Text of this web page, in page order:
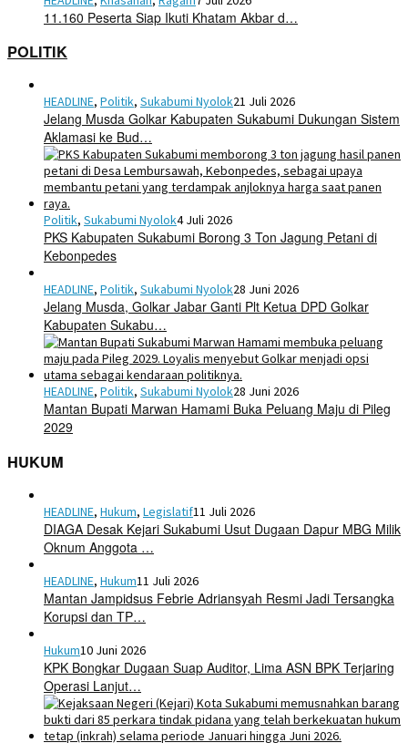
11.160 Peserta Siap Ikuti Khatam Akbar d…
POLITIK
HEADLINE, Politik, Sukabumi Nyolok21 Juli 2026
Jelang Musda Golkar Kabupaten Sukabumi Dukungan Sistem
Aklamasi ke Bud…
Politik, Sukabumi Nyolok4 Juli 2026
PKS Kabupaten Sukabumi Borong 3 Ton Jagung Petani di
Kebonpedes
HEADLINE, Politik, Sukabumi Nyolok28 Juni 2026
Jelang Musda, Golkar Jabar Ganti Plt Ketua DPD Golkar
Kabupaten Sukabu…
HEADLINE, Politik, Sukabumi Nyolok28 Juni 2026
Mantan Bupati Marwan Hamami Buka Peluang Maju di Pileg
2029
HUKUM
HEADLINE, Hukum, Legislatif11 Juli 2026
DIAGA Desak Kejari Sukabumi Usut Dugaan Dapur MBG Milik
Oknum Anggota …
HEADLINE, Hukum11 Juli 2026
Mantan Jampidsus Febrie Adriansyah Resmi Jadi Tersangka
Korupsi dan TP…
Hukum10 Juni 2026
KPK Bongkar Dugaan Suap Auditor, Lima ASN BPK Terjaring
Operasi Lanjut…